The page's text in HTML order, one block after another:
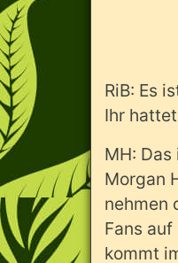
RiB: Es
Ihr
MH:
Morgan
nehmen
Fans
kommt